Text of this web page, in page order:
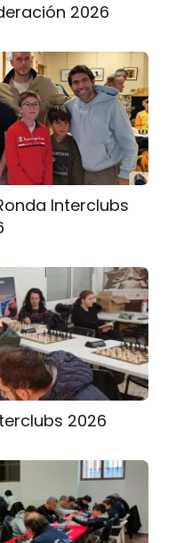
2026
Interclubs
2026